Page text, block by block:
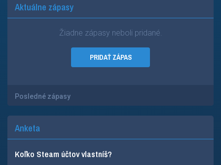
Aktuálne zápasy
Žiadne zápasy neboli pridané.
PRIDAŤ ZÁPAS
Posledné zápasy
Anketa
Koľko Steam účtov vlastníš?